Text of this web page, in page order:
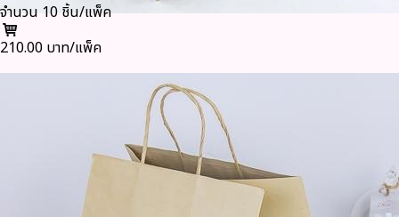
จำนวน 10 ชิ้น/แพ็ค
210.00 บาท/แพ็ค